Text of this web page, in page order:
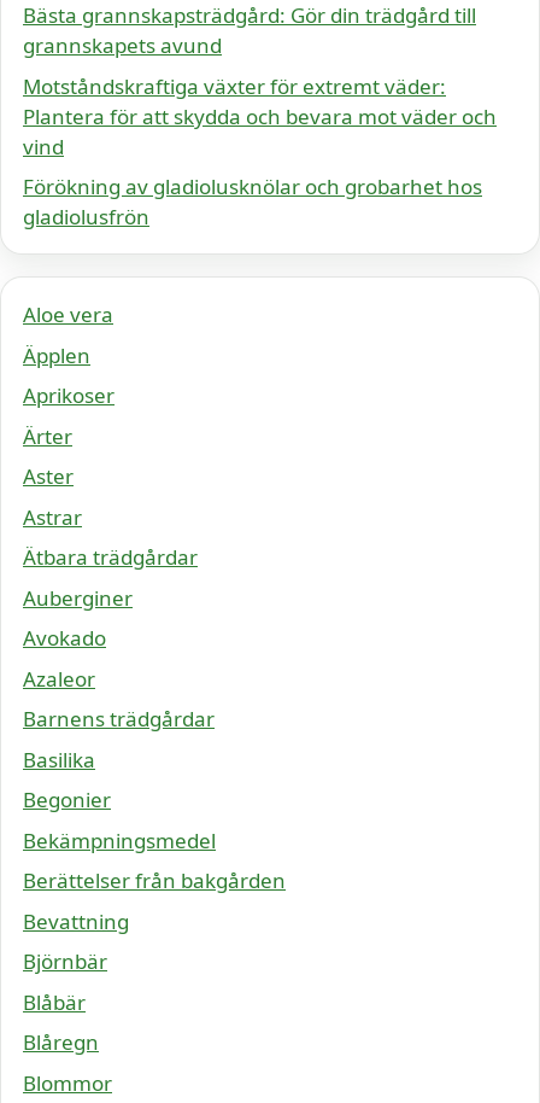
Bästa grannskapsträdgård: Gör din trädgård till
grannskapets avund
Motståndskraftiga växter för extremt väder:
Plantera för att skydda och bevara mot väder och
vind
Förökning av gladiolusknölar och grobarhet hos
gladiolusfrön
Aloe vera
Äpplen
Aprikoser
Ärter
Aster
Astrar
Ätbara trädgårdar
Auberginer
Avokado
Azaleor
Barnens trädgårdar
Basilika
Begonier
Bekämpningsmedel
Berättelser från bakgården
Bevattning
Björnbär
Blåbär
Blåregn
Blommor